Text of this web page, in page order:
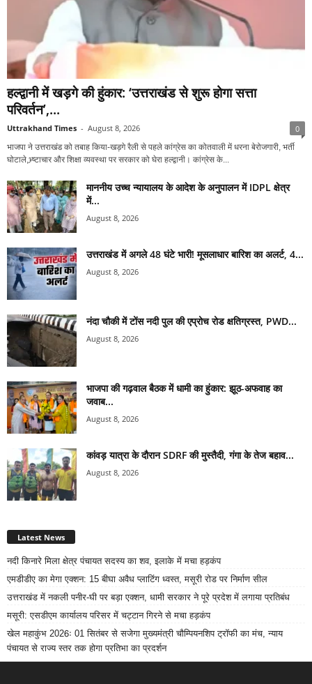
हल्द्वानी में खड़गे की हुंकार: ‘उत्तराखंड से शुरू होगा सत्ता
परिवर्तन’,...
Uttrakhand Times - August 8, 2026 0
भाजपा ने उत्तराखंड को तबाह किया-खड़गे रैली से पहले कांग्रेस का कोतवाली में धरना बेरोजगारी, भर्ती
घोटाले,भ्र्ष्टाचार और शिक्षा व्यवस्था पर सरकार को घेरा हल्द्वानी। कांग्रेस के...
माननीय उच्च न्यायालय के आदेश के अनुपालन में IDPL क्षेत्र
में...
August 8, 2026
उत्तराखंड में अगले 48 घंटे भारी! मूसलाधार बारिश का अलर्ट, 4...
August 8, 2026
नंदा चौकी में टोंस नदी पुल की एप्रोच रोड क्षतिग्रस्त, PWD...
August 8, 2026
भाजपा की गढ़वाल बैठक में धामी का हुंकार: झूठ-अफवाह का
जवाब...
August 8, 2026
कांवड़ यात्रा के दौरान SDRF की मुस्तैदी, गंगा के तेज बहाव...
August 8, 2026
Latest News
नदी किनारे मिला क्षेत्र पंचायत सदस्य का शव, इलाके में मचा हड़कंप
एमडीडीए का मेगा एक्शन: 15 बीघा अवैध प्लाटिंग ध्वस्त, मसूरी रोड पर निर्माण सील
उत्तराखंड में नकली पनीर-घी पर बड़ा एक्शन, धामी सरकार ने पूरे प्रदेश में लगाया प्रतिबंध
मसूरी: एसडीएम कार्यालय परिसर में चट्टान गिरने से मचा हड़कंप
खेल महाकुंभ 2026ः 01 सितंबर से सजेगा मुख्यमंत्री चौम्पियनशिप ट्रॉफी का मंच, न्याय
पंचायत से राज्य स्तर तक होगा प्रतिभा का प्रदर्शन